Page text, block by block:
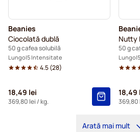
Beanies
Ciocolată dublă
50 g cafea solubilă
Lungo 5 Intensitate
4.5(28)
18,49 lei
369,80 lei / kg.
Nutty
50 g
Lungo
18,49
369,80
Arată mai mult